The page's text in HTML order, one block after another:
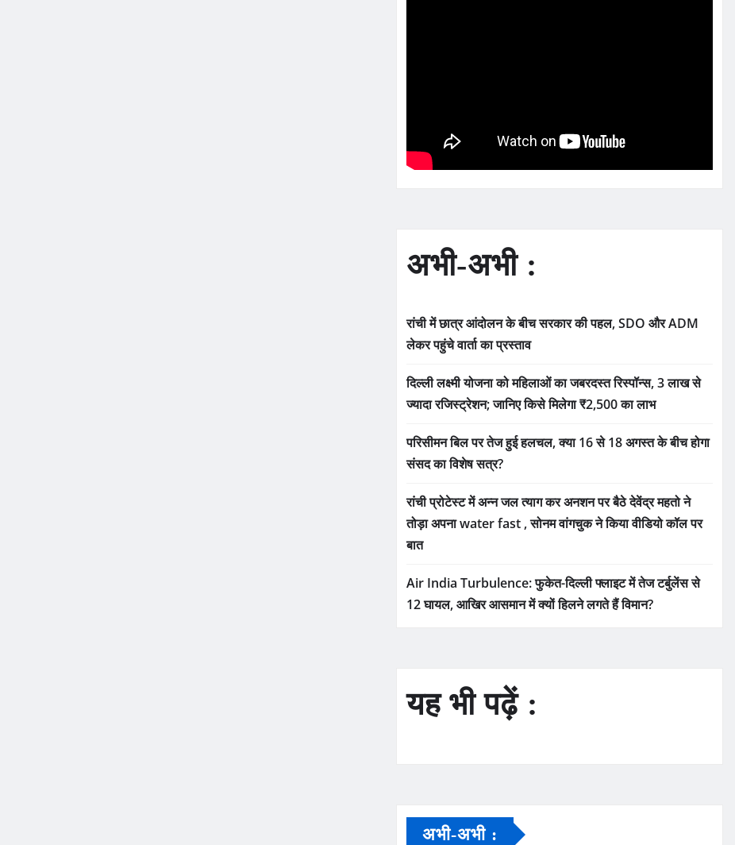
अभी-अभी :
रांची में छात्र आंदोलन के बीच सरकार की पहल, SDO और ADM
लेकर पहुंचे वार्ता का प्रस्ताव
दिल्ली लक्ष्मी योजना को महिलाओं का जबरदस्त रिस्पॉन्स, 3 लाख से
ज्यादा रजिस्ट्रेशन; जानिए किसे मिलेगा ₹2,500 का लाभ
परिसीमन बिल पर तेज हुई हलचल, क्या 16 से 18 अगस्त के बीच होगा
संसद का विशेष सत्र?
रांची प्रोटेस्ट में अन्न जल त्याग कर अनशन पर बैठे देवेंद्र महतो ने
तोड़ा अपना water fast , सोनम वांगचुक ने किया वीडियो कॉल पर
बात
Air India Turbulence: फुकेत-दिल्ली फ्लाइट में तेज टर्बुलेंस से
12 घायल, आखिर आसमान में क्यों हिलने लगते हैं विमान?
यह भी पढ़ें :
अभी-अभी :